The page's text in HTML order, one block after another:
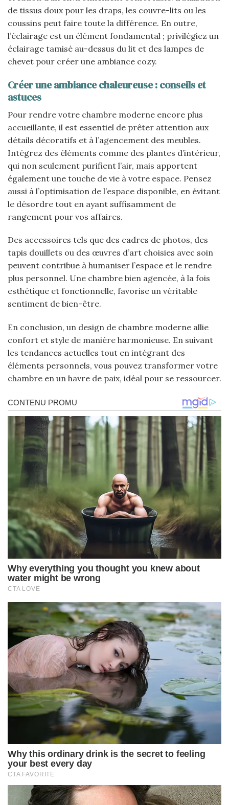
de tissus doux pour les draps, les couvre-lits ou les
coussins peut faire toute la différence. En outre,
l’éclairage est un élément fondamental ; privilégiez un
éclairage tamisé au-dessus du lit et des lampes de
chevet pour créer une ambiance cozy.
Créer une ambiance chaleureuse : conseils et
astuces
Pour rendre votre chambre moderne encore plus
accueillante, il est essentiel de prêter attention aux
détails décoratifs et à l’agencement des meubles.
Intégrez des éléments comme des plantes d’intérieur,
qui non seulement purifient l’air, mais apportent
également une touche de vie à votre espace. Pensez
aussi à l’optimisation de l’espace disponible, en évitant
le désordre tout en ayant suffisamment de
rangement pour vos affaires.
Des accessoires tels que des cadres de photos, des
tapis douillets ou des œuvres d’art choisies avec soin
peuvent contribue à humaniser l’espace et le rendre
plus personnel. Une chambre bien agencée, à la fois
esthétique et fonctionnelle, favorise un véritable
sentiment de bien-être.
En conclusion, un design de chambre moderne allie
confort et style de manière harmonieuse. En suivant
les tendances actuelles tout en intégrant des
éléments personnels, vous pouvez transformer votre
chambre en un havre de paix, idéal pour se ressourcer.